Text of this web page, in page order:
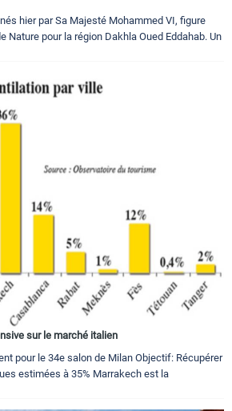
hier par Sa Majesté Mohammed VI, figure
Nature pour la région Dakhla Oued Eddahab. Un
sur le marché italien
pour le 34e salon de Milan Objectif: Récupérer
estimées à 35% Marrakech est la